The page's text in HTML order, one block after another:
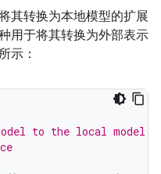
其转换为本地模型的扩展
用于将其转换为外部表示
示：
to the local model